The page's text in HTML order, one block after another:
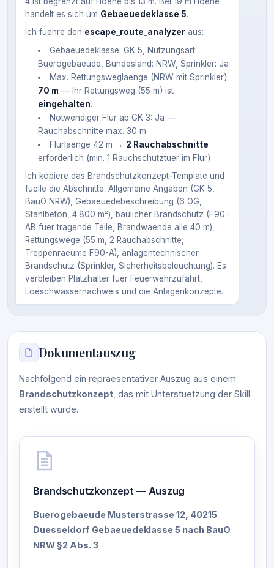
handelt es sich um Gebaeuedeklasse 5.
Ich fuehre den escape_route_analyzer aus:
Gebaeuedeklasse: GK 5, Nutzungsart:
Buerogebaeude, Bundesland: NRW, Sprinkler: Ja
Max. Rettungsweglaenge (NRW mit Sprinkler):
70 m — Ihr Rettungsweg (55 m) ist
eingehalten.
Notwendiger Flur ab GK 3: Ja —
Rauchabschnitte max. 30 m
Flurlaenge 42 m → 2 Rauchabschnitte
erforderlich (min. 1 Rauchschutztuer im Flur)
Ich kopiere das Brandschutzkonzept-Template und
fuelle die Abschnitte: Allgemeine Angaben (GK 5,
BauO NRW), Gebaeuedebeschreibung (6 OG,
Stahlbeton, 4.800 m²), baulicher Brandschutz (F90-
AB fuer tragende Teile, Brandwaende alle 40 m),
Rettungswege (55 m, 2 Rauchabschnitte,
Treppenraeume F90-A), anlagentechnischer
Brandschutz (Sprinkler, Sicherheitsbeleuchtung). Es
verbleiben Platzhalter fuer Feuerwehrzufahrt,
Loeschwassernachweis und die Anlagenkonzepte.
Dokumentauszug
Nachfolgend ein repraesentativer Auszug aus einem
Brandschutzkonzept, das mit Unterstuetzung der Skill
erstellt wurde.
Brandschutzkonzept — Auszug
Buerogebaeude Musterstrasse 12, 40215
Duesseldorf Gebaeuedeklasse 5 nach BauO
NRW §2 Abs. 3